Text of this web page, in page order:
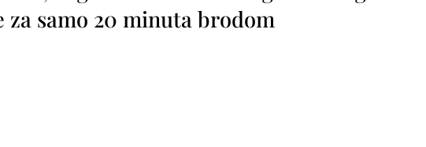
za samo 20 minuta brodom